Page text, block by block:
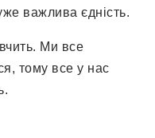
важлива єдність.
Ми все
тому все у нас